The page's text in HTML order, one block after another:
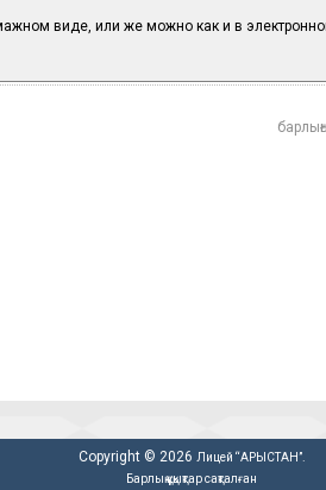
виде, или же можно как и в
Copyright © 2026 Лицей “АРЫСТАН”.
Барлық құқықтар сақталған